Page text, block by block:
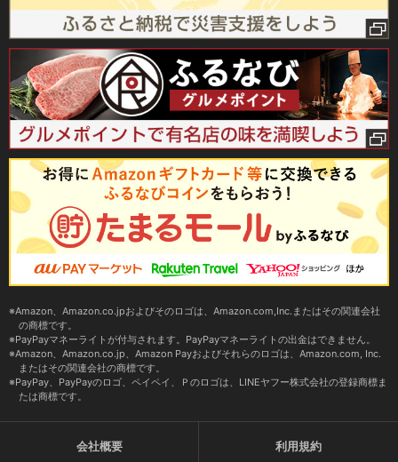
Amazon、Amazon.co.jpおよびそのロゴは、Amazon.com,Inc.またはその関連会社
の商標です。
PayPayマネーライトが付与されます。PayPayマネーライトの出金はできません。
Amazon、Amazon.co.jp、Amazon Payおよびそれらのロゴは、Amazon.com, Inc.
またはその関連会社の商標です。
PayPay、PayPayのロゴ、ペイペイ、Ｐのロゴは、LINEヤフー株式会社の登録商標ま
たは商標です。
会社概要 利用規約